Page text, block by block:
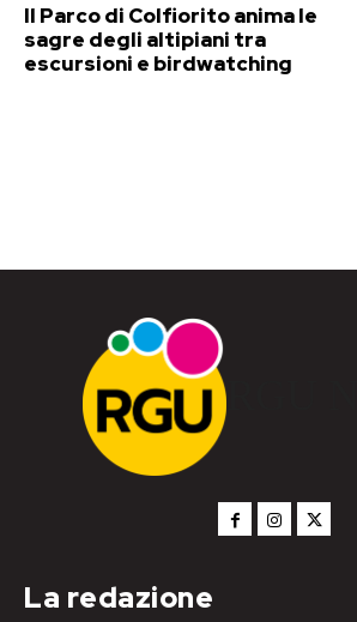
Il Parco di Colfiorito anima le
sagre degli altipiani tra
escursioni e birdwatching
RGU
La redazione